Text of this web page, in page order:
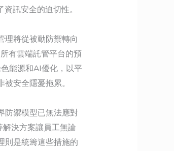
訊安全的迫切性。
理將從被動防禦轉向
有雲端託管平台的預
能源和AI優化，以平
安全隱憂拖累。
防禦模型已無法應對
決方案讓員工無論
則是統籌這些措施的